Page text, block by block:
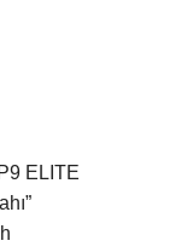
ELITE